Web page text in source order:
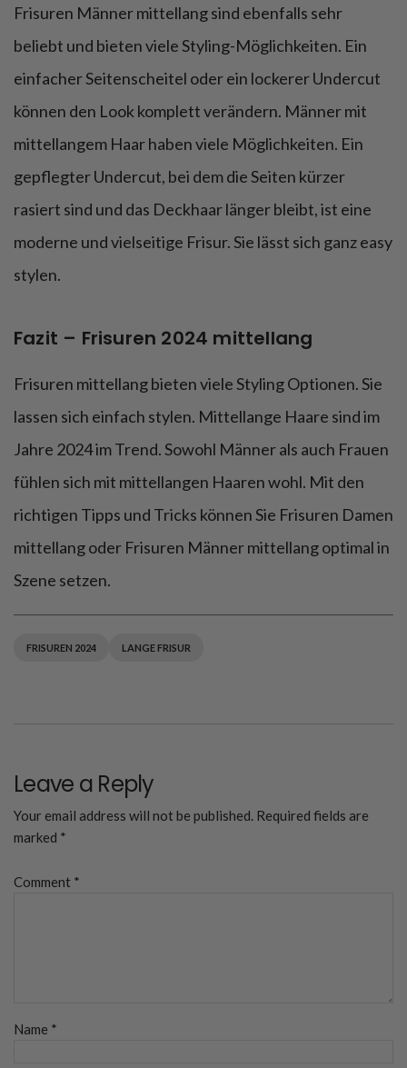
Frisuren Männer mittellang sind ebenfalls sehr
beliebt und bieten viele Styling-Möglichkeiten. Ein
einfacher Seitenscheitel oder ein lockerer Undercut
können den Look komplett verändern. Männer mit
mittellangem Haar haben viele Möglichkeiten. Ein
gepflegter Undercut, bei dem die Seiten kürzer
rasiert sind und das Deckhaar länger bleibt, ist eine
moderne und vielseitige Frisur. Sie lässt sich ganz easy
stylen.
Fazit – Frisuren 2024 mittellang
Frisuren mittellang bieten viele Styling Optionen. Sie
lassen sich einfach stylen. Mittellange Haare sind im
Jahre 2024 im Trend. Sowohl Männer als auch Frauen
fühlen sich mit mittellangen Haaren wohl. Mit den
richtigen Tipps und Tricks können Sie Frisuren Damen
mittellang oder Frisuren Männer mittellang optimal in
Szene setzen.
FRISUREN 2024 LANGE FRISUR
Leave a Reply
Your email address will not be published. Required fields are
marked *
Comment *
Name *